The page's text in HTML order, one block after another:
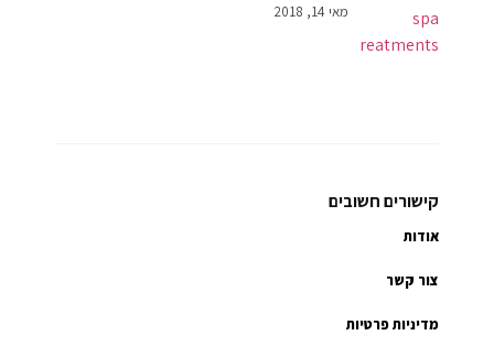
מאי 14, 2018
קישורים חשובים
אודות
צור קשר
מדיניות פרטיות